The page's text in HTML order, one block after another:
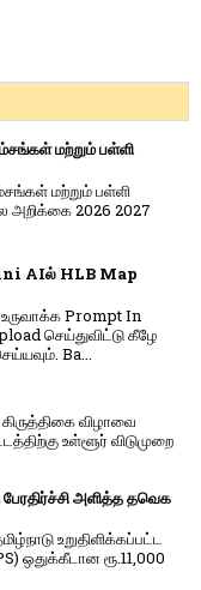
மற்றும் பள்ளி
மற்றும் பள்ளி
அறிக்கை 2026 2027
AIல் HLB Map
Prompt In
செய்துவிட்டு கீழே
Ba...
விழாவை
உள்ளூர் விடுமுறை
அளித்த தவெக
உறுதிளிக்கப்பட்ட
ஒதுக்கீடான ரூ.11,000